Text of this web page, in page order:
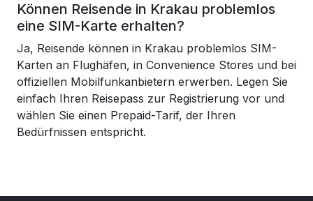
Können Reisende in Krakau problemlos
eine SIM-Karte erhalten?
Ja, Reisende können in Krakau problemlos SIM-
Karten an Flughäfen, in Convenience Stores und bei
offiziellen Mobilfunkanbietern erwerben. Legen Sie
einfach Ihren Reisepass zur Registrierung vor und
wählen Sie einen Prepaid-Tarif, der Ihren
Bedürfnissen entspricht.